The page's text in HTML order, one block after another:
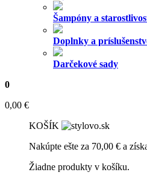
Šampóny a
Doplnky a
Darčekové sady
0
0,00 €
KOŠÍK
Nakúpte ešte za 70,00 € a
Žiadne produkty v košíku.